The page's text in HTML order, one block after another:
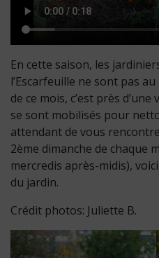
En cette saison, les
l’Escarfeuille ne sont pas
de ce mois, c’est près
se sont mobilisés pour
attendant de vous
2ème dimanche de chaque
mercredis après-midis),
du jardin.
Crédit photos: Juliette B.